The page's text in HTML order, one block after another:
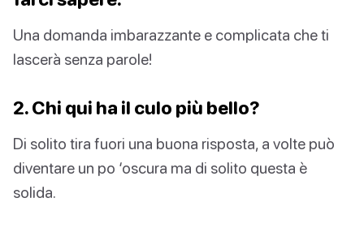
Una domanda imbarazzante e complicata che ti
lascerà senza parole!
2. Chi qui ha il culo più bello?
Di solito tira fuori una buona risposta, a volte può
diventare un po ‘oscura ma di solito questa è
solida.